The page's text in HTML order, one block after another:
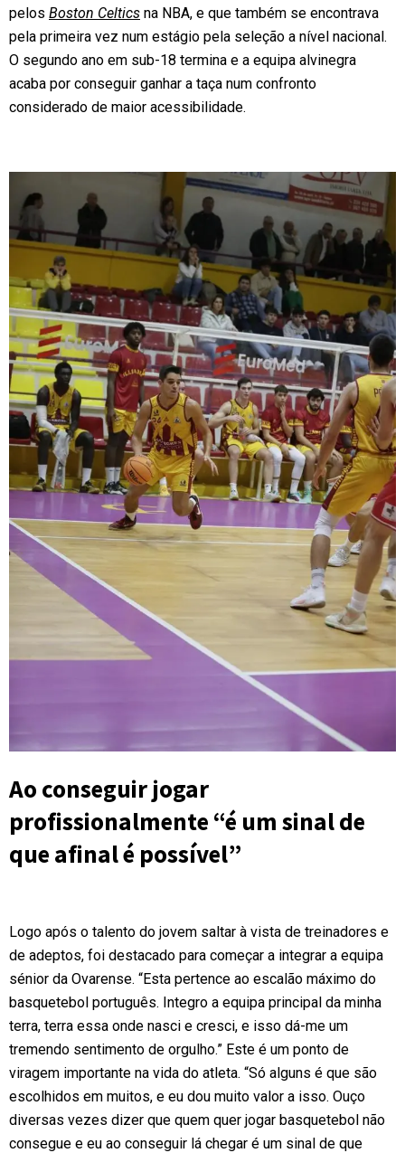
pelos Boston Celtics na NBA, e que também se encontrava
pela primeira vez num estágio pela seleção a nível nacional.
O segundo ano em sub-18 termina e a equipa alvinegra
acaba por conseguir ganhar a taça num confronto
considerado de maior acessibilidade.
Ao conseguir jogar
profissionalmente “é um sinal de
que afinal é possível”
Logo após o talento do jovem saltar à vista de treinadores e
de adeptos, foi destacado para começar a integrar a equipa
sénior da Ovarense. “Esta pertence ao escalão máximo do
basquetebol português. Integro a equipa principal da minha
terra, terra essa onde nasci e cresci, e isso dá-me um
tremendo sentimento de orgulho.” Este é um ponto de
viragem importante na vida do atleta. “Só alguns é que são
escolhidos em muitos, e eu dou muito valor a isso. Ouço
diversas vezes dizer que quem quer jogar basquetebol não
consegue e eu ao conseguir lá chegar é um sinal de que